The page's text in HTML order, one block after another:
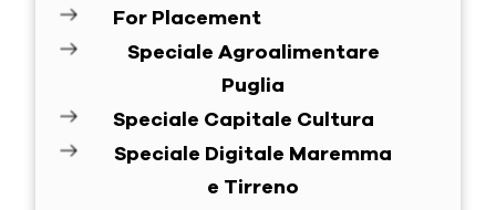
For Placement
Speciale Agroalimentare
Puglia
Speciale Capitale Cultura
Speciale Digitale Maremma
e Tirreno